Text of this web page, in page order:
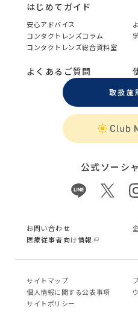
はじめてガイド
安心アドバイス
コンタクトレンズコラム
コンタクトレンズ総合資料室
よくあるご質問
取扱施
公式ソーシ
お問い合わせ
医療従事者向け情報
サイトマップ
個⼈情報に関する公表事項
サイトポリシー